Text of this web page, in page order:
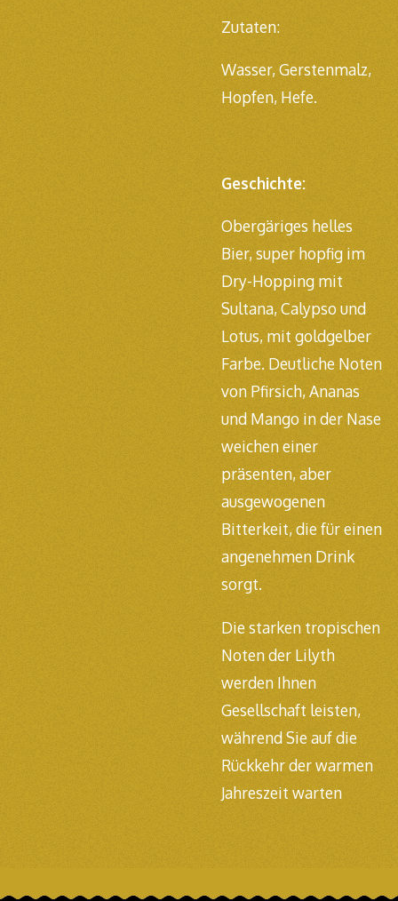
Zutaten:
Wasser,Gerstenmalz,
Hopfen, Hefe.
Geschichte:
Obergäriges helles
Bier, super hopfig im
Dry-Hopping mit
Sultana, Calypso und
Lotus, mit goldgelber
Farbe. Deutliche Noten
von Pfirsich, Ananas
und Mango in der Nase
weichen einer
präsenten, aber
ausgewogenen
Bitterkeit, die für einen
angenehmen Drink
sorgt.
Die starken tropischen
Noten der Lilyth
werden Ihnen
Gesellschaft leisten,
während Sie auf die
Rückkehr der warmen
Jahreszeit warten